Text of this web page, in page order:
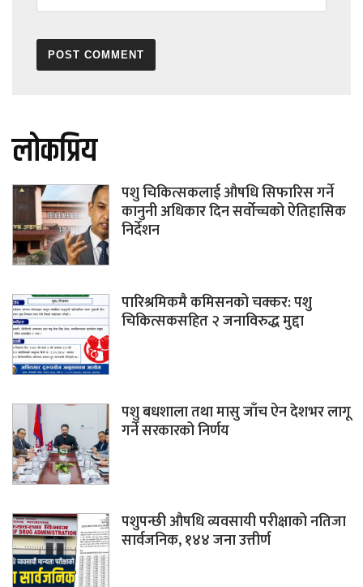
लोकप्रिय
पशु चिकित्सकलाई औषधि सिफारिस गर्ने
कानुनी अधिकार दिन सर्वोच्चको ऐतिहासिक
निर्देशन
पारिश्रमिकमै कमिसनको चक्कर: पशु
चिकित्सकसहित २ जनाविरुद्ध मुद्दा
पशु बधशाला तथा मासु जाँच ऐन देशभर लागू
गर्ने सरकारको निर्णय
पशुपन्छी औषधि व्यवसायी परीक्षाको नतिजा
सार्वजनिक, १४४ जना उत्तीर्ण